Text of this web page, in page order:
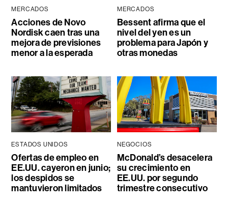
MERCADOS
Acciones de Novo
Nordisk caen tras una
mejora de previsiones
menor a la esperada
MERCADOS
Bessent afirma que el
nivel del yen es un
problema para Japón y
otras monedas
ESTADOS UNIDOS
Ofertas de empleo en
EE.UU. cayeron en junio;
los despidos se
mantuvieron limitados
NEGOCIOS
McDonald’s desacelera
su crecimiento en
EE.UU. por segundo
trimestre consecutivo